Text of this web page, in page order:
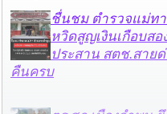
ชื่นชม ตำรวจแม่ท
หวิดสูญเงินเกือบส
ประสาน สตช.สาย
คืนครบ